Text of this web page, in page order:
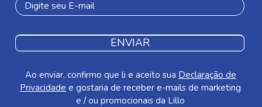
ENVIAR
Ao enviar, confirmo que li e aceito sua Declaração de
Privacidade e gostaria de receber e-mails de marketing
e / ou promocionais da Lillo